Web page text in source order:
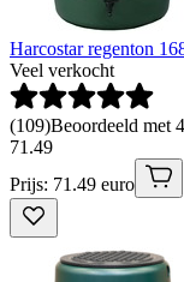
Harcostar regenton
Veel verkocht
(109)Beoordeeld met
71.49
Prijs: 71.49 euro